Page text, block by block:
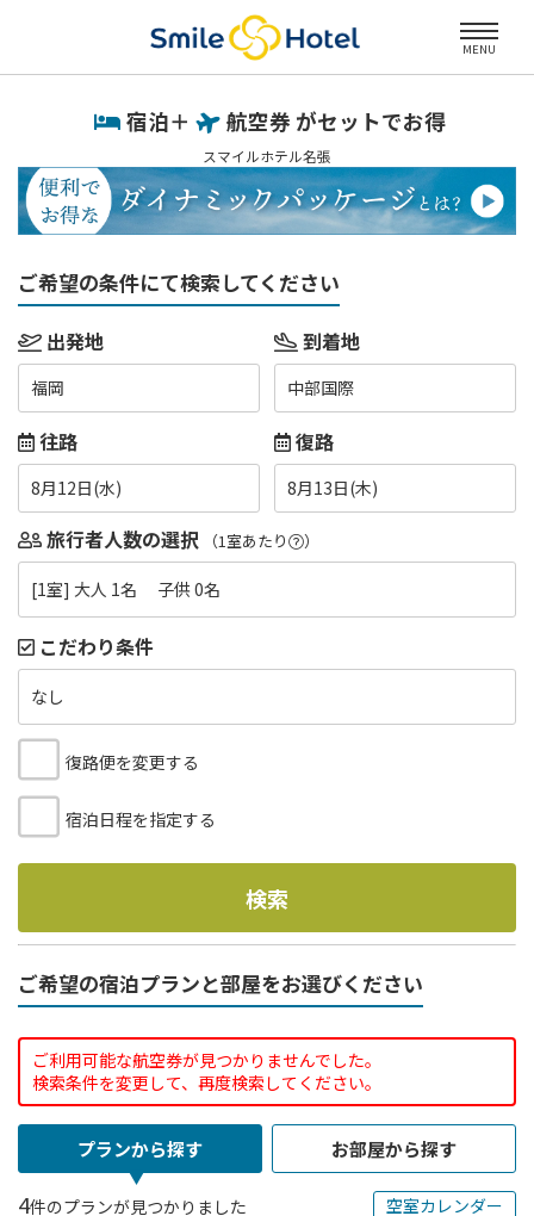
MENU
宿泊＋ 航空券 がセットでお得
スマイルホテル名張
ご希望の条件にて検索してください
出発地
福岡
到着地
中部国際
往路
8月12日(水)
復路
8月13日(木)
旅行者人数の選択 （1室あたり ）
[1室] 大人 1名 子供 0名
こだわり条件
なし
復路便を変更する
宿泊日程を指定する
検索
ご希望の宿泊プランと部屋をお選びください
ご利用可能な航空券が見つかりませんでした。
検索条件を変更して、再度検索してください。
プランから探す お部屋から探す
4件のプランが見つかりました 空室カレンダー